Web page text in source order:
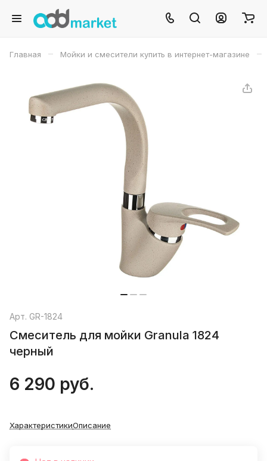
Главная – Мойки и смесители купить в интернет-магазине –
Арт. GR-1824
Смеситель для мойки Granula 1824
черный
6 290 руб.
ХарактеристикиОписание